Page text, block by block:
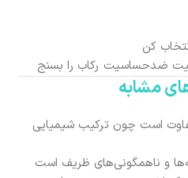
کن
ضدحساسیت رکاب را بسنج
مشابه
است چون ترکیب شیمیایی
و ناهمگونی‌های ظریف است